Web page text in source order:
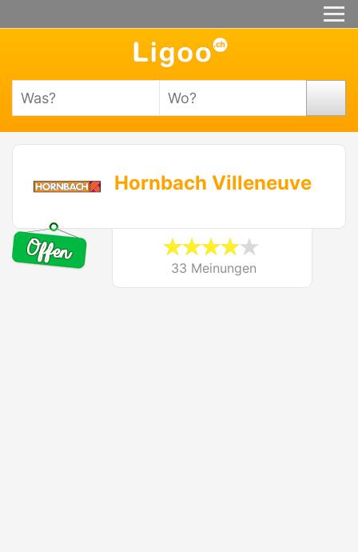
Hornbach Villeneuve
33 Meinungen